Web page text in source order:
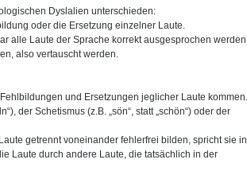
Dyslalien unterschieden:
oder die Ersetzung einzelner Laute.
alle Laute der Sprache korrekt ausgesprochen werden
also vertauscht werden.
und Ersetzungen jeglicher Laute kommen.
der Schetismus (z.B. „sön“, statt „schön“) oder der
getrennt voneinander fehlerfrei bilden, spricht sie in
Laute durch andere Laute, die tatsächlich in der